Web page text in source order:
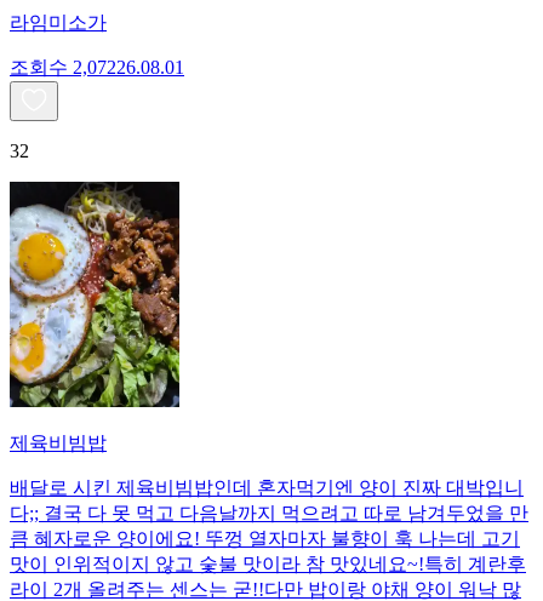
라임미소가
조회수 2,07226.08.01
32
제육비빔밥
배달로 시킨 제육비빔밥인데 혼자먹기엔 양이 진짜 대박입니
다;; 결국 다 못 먹고 다음날까지 먹으려고 따로 남겨두었을 만
큼 혜자로운 양이에요! 뚜껑 열자마자 불향이 훅 나는데 고기
맛이 인위적이지 않고 숯불 맛이라 참 맛있네요~!특히 계란후
라이 2개 올려주는 센스는 굳!! ​다만 밥이랑 야채 양이 워낙 많